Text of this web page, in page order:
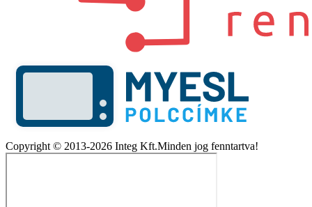
Copyright © 2013-2026 Integ Kft.Minden jog fenntartva!